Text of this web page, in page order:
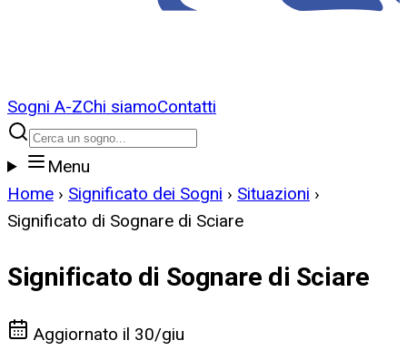
Sogni A-ZChi siamoContatti
Menu
Home › Significato dei Sogni › Situazioni ›
Significato di Sognare di Sciare
Significato di Sognare di Sciare
Aggiornato il 30/giu